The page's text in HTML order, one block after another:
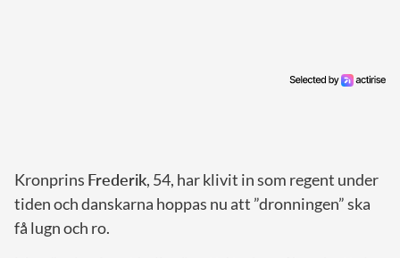
Kronprins Frederik, 54, har klivit in som regent under
tiden och danskarna hoppas nu att ”dronningen” ska
få lugn och ro.